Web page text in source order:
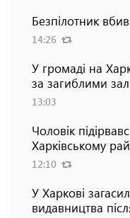
Безпілотник
14:26
У громаді на
за загиблими
13:03
Чоловік
Харківському
12:10
У Харкові
видавництва